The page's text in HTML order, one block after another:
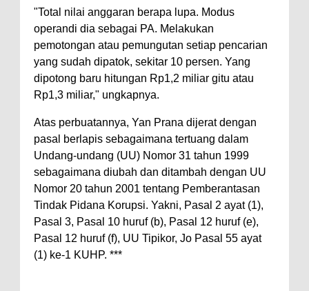
"Total nilai anggaran berapa lupa. Modus
operandi dia sebagai PA. Melakukan
pemotongan atau pemungutan setiap pencarian
yang sudah dipatok, sekitar 10 persen. Yang
dipotong baru hitungan Rp1,2 miliar gitu atau
Rp1,3 miliar," ungkapnya.
Atas perbuatannya, Yan Prana dijerat dengan
pasal berlapis sebagaimana tertuang dalam
Undang-undang (UU) Nomor 31 tahun 1999
sebagaimana diubah dan ditambah dengan UU
Nomor 20 tahun 2001 tentang Pemberantasan
Tindak Pidana Korupsi. Yakni, Pasal 2 ayat (1),
Pasal 3, Pasal 10 huruf (b), Pasal 12 huruf (e),
Pasal 12 huruf (f), UU Tipikor, Jo Pasal 55 ayat
(1) ke-1 KUHP. ***